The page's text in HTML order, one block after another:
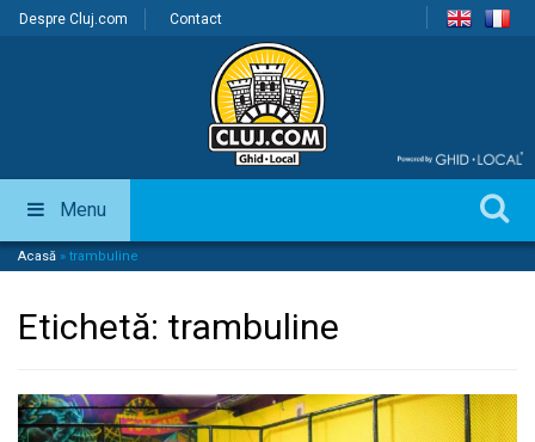
Despre Cluj.com Contact
Menu
Acasă » trambuline
Etichetă: trambuline